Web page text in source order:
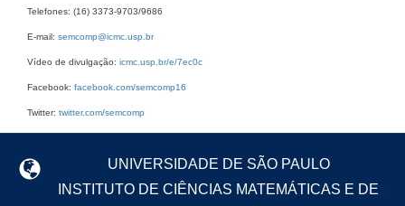
Telefones: (16) 3373-9703/9686
E-mail: semcomp@icmc.usp.br
Vídeo de divulgação: icmc.usp.br/e/7ec0c
Facebook: facebook.com/semcomp16
Twitter: twitter.com/semcomp
UNIVERSIDADE DE SÃO PAULO
INSTITUTO DE CIÊNCIAS MATEMÁTICAS E DE